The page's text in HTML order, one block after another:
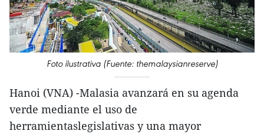
Foto ilustrativa (Fuente: themalaysianreserve)
Hanoi (VNA) -Malasia avanzará en su agenda
verde mediante el uso de
herramientaslegislativas y una mayor